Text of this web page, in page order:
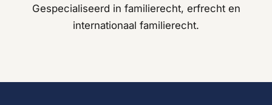
Gespecialiseerd in familierecht, erfrecht en
internationaal familierecht.